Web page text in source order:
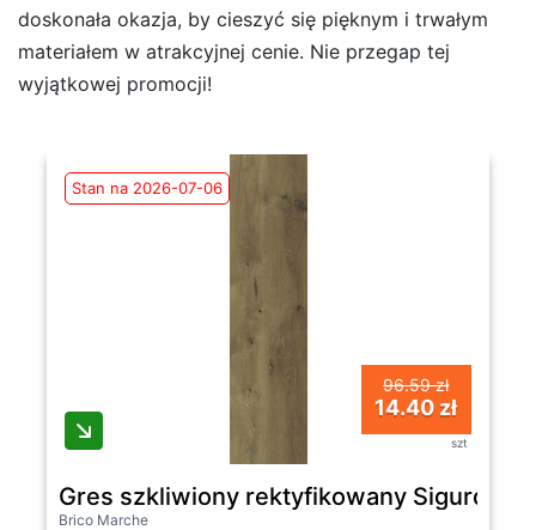
doskonała okazja, by cieszyć się pięknym i trwałym
materiałem w atrakcyjnej cenie. Nie przegap tej
wyjątkowej promocji!
Stan na 2026-07-06
96.59 zł
14.40 zł
szt
Gres szkliwiony rektyfikowany Sigurd
Brico Marche